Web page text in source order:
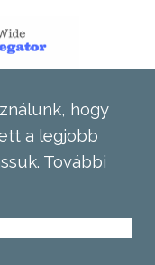
hogy
a legjobb
További